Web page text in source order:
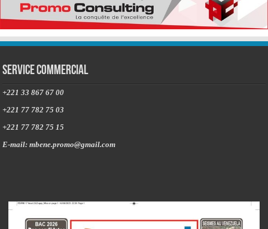
Service commercial
+221 33 867 67 00
+221 77 782 75 03
+221 77 782 75 15
E-mail: mbene.promo@gmail.com